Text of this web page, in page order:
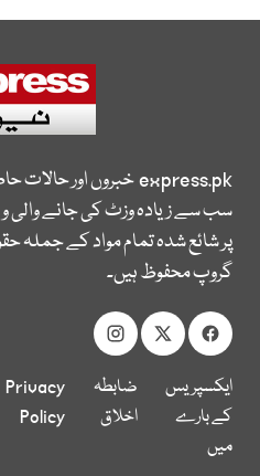
express.pkخبروں اور حالات
سب سے زیادہ وزٹ کی جانے
پر شائع شدہ تمام مواد کے جملہ
گروپ محفوظ ہیں۔
ایکسپریس
کے بارے
میں
ضابطہ
اخلاق
Privacy
Policy